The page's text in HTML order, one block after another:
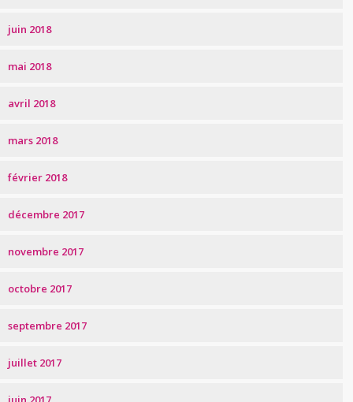
juin 2018
mai 2018
avril 2018
mars 2018
février 2018
décembre 2017
novembre 2017
octobre 2017
septembre 2017
juillet 2017